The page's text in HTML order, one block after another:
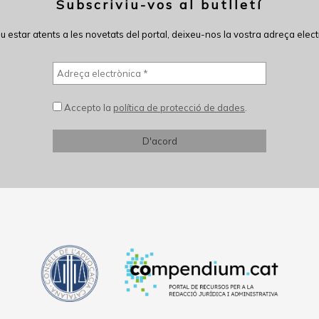
Subscriviu-vos al butlletí
estar atents a les novetats del portal, deixeu-nos la vostra adreça
Accepto la política de protecció de dades